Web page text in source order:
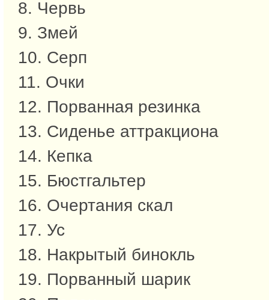
8. Червь
9. Змей
10. Серп
11. Очки
12. Порванная резинка
13. Сиденье аттракциона
14. Кепка
15. Бюстгальтер
16. Очертания скал
17. Ус
18. Накрытый бинокль
19. Порванный шарик